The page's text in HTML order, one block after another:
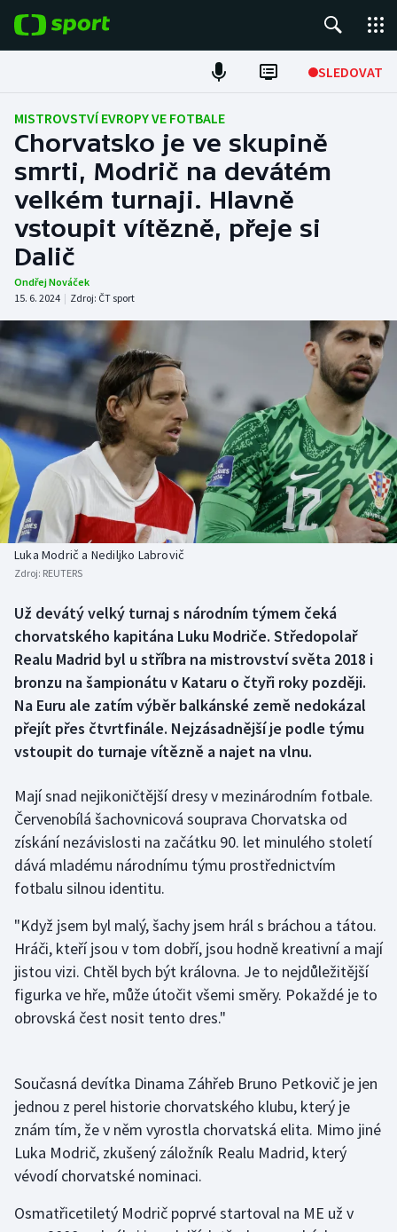
SLEDOVAT
Fotbal
Hokej
Tenis
Atletika
Cyklistika
DALŠÍ SPORTY
Americký fotbal
Baseball a softbal
Basketbal
Biatlon
Boby a skeleton
Box
Curling
Dostihy
Florbal
Futsal
Golf
Gymnastika
Házená
Jezdectví
Krasobruslení
Lyže a snowboard
Moderní pětiboj
Motorsport
Olympijské hry
NEPŘEHLÉDNĚTE
Soutěže
Historické návraty
Aplikace ČT sport
AZ kvíz
MISTROVSTVÍ EVROPY VE FOTBALE
Chorvatsko je ve skupině
smrti, Modrič na devátém
velkém turnaji. Hlavně
vstoupit vítězně, přeje si
Dalič
Ondřej Nováček
15. 6. 2024 | Zdroj: ČT sport
Luka Modrič a Nediljko Labrovič
Zdroj: REUTERS
Už devátý velký turnaj s národním týmem čeká
chorvatského kapitána Luku Modriče. Středopolař
Realu Madrid byl u stříbra na mistrovství světa 2018 i
bronzu na šampionátu v Kataru o čtyři roky později.
Na Euru ale zatím výběr balkánské země nedokázal
přejít přes čtvrtfinále. Nejzásadnější je podle týmu
vstoupit do turnaje vítězně a najet na vlnu.
Mají snad nejikoničtější dresy v mezinárodním fotbale.
Červenobílá šachovnicová souprava Chorvatska od
získání nezávislosti na začátku 90. let minulého století
dává mladému národnímu týmu prostřednictvím
fotbalu silnou identitu.
"Když jsem byl malý, šachy jsem hrál s bráchou a tátou.
Hráči, kteří jsou v tom dobří, jsou hodně kreativní a mají
jistou vizi. Chtěl bych být královna. Je to nejdůležitější
figurka ve hře, může útočit všemi směry. Pokaždé je to
obrovská čest nosit tento dres."
Současná devítka Dinama Záhřeb Bruno Petkovič je jen
jednou z perel historie chorvatského klubu, který je
znám tím, že v něm vyrostla chorvatská elita. Mimo jiné
Luka Modrič, zkušený záložník Realu Madrid, který
vévodí chorvatské nominaci.
Osmatřicetiletý Modrič poprvé startoval na ME už v